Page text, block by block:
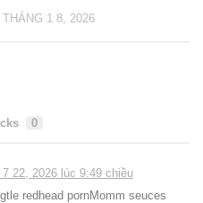
THÁNG 1 8, 2026
0
7 22, 2026 lúc 9:49 chiều
redhead pornMomm seuces